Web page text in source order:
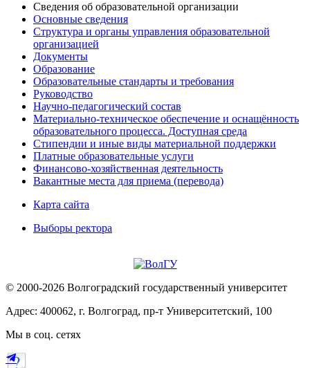
Сведения об образовательной организации
Основные сведения
Структура и органы управления образовательной
организацией
Документы
Образование
Образовательные стандарты и требования
Руководство
Научно-педагогический состав
Материально-техническое обеспечение и оснащённость
образовательного процесса. Доступная среда
Стипендии и иные виды материальной поддержки
Платные образовательные услуги
Финансово-хозяйственная деятельность
Вакантные места для приема (перевода)
Карта сайта
Выборы ректора
© 2000-2026 Волгоградский государственный университет
Адрес: 400062, г. Волгоград, пр-т Университетский, 100
Мы в соц. сетях